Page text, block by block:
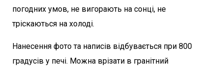
погодних умов, не вигорають на сонці, не
тріскаються на холоді.
Нанесення фото та написів відбувається при 800
градусів у печі. Можна врізати в гранітний